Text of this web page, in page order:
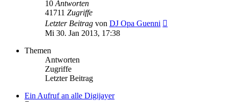
10 Antworten
41711 Zugriffe
Letzter Beitrag von DJ Opa Guenni
Mi 30. Jan 2013, 17:38
Themen
Antworten
Zugriffe
Letzter Beitrag
Ein Aufruf an alle Digijayer